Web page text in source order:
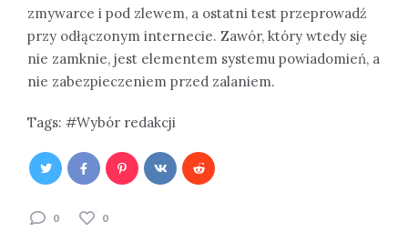
zmywarce i pod zlewem, a ostatni test przeprowadź
przy odłączonym internecie. Zawór, który wtedy się
nie zamknie, jest elementem systemu powiadomień, a
nie zabezpieczeniem przed zalaniem.
Tags: Wybór redakcji
0 0